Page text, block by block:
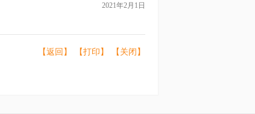
2021年2月 1 日
【返回】 【打印】 【关闭】